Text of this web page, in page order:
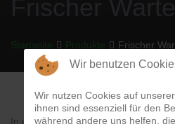
Frischer
Startseite Produkte Frischer
In unserem Wartebereich erhalten
Wir benutzen
Wir nutzen Cookies auf
ihnen sind essenziell für den
während andere uns helfen,